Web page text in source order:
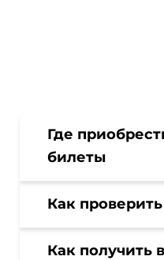
Где
билеты
Как
Как получить